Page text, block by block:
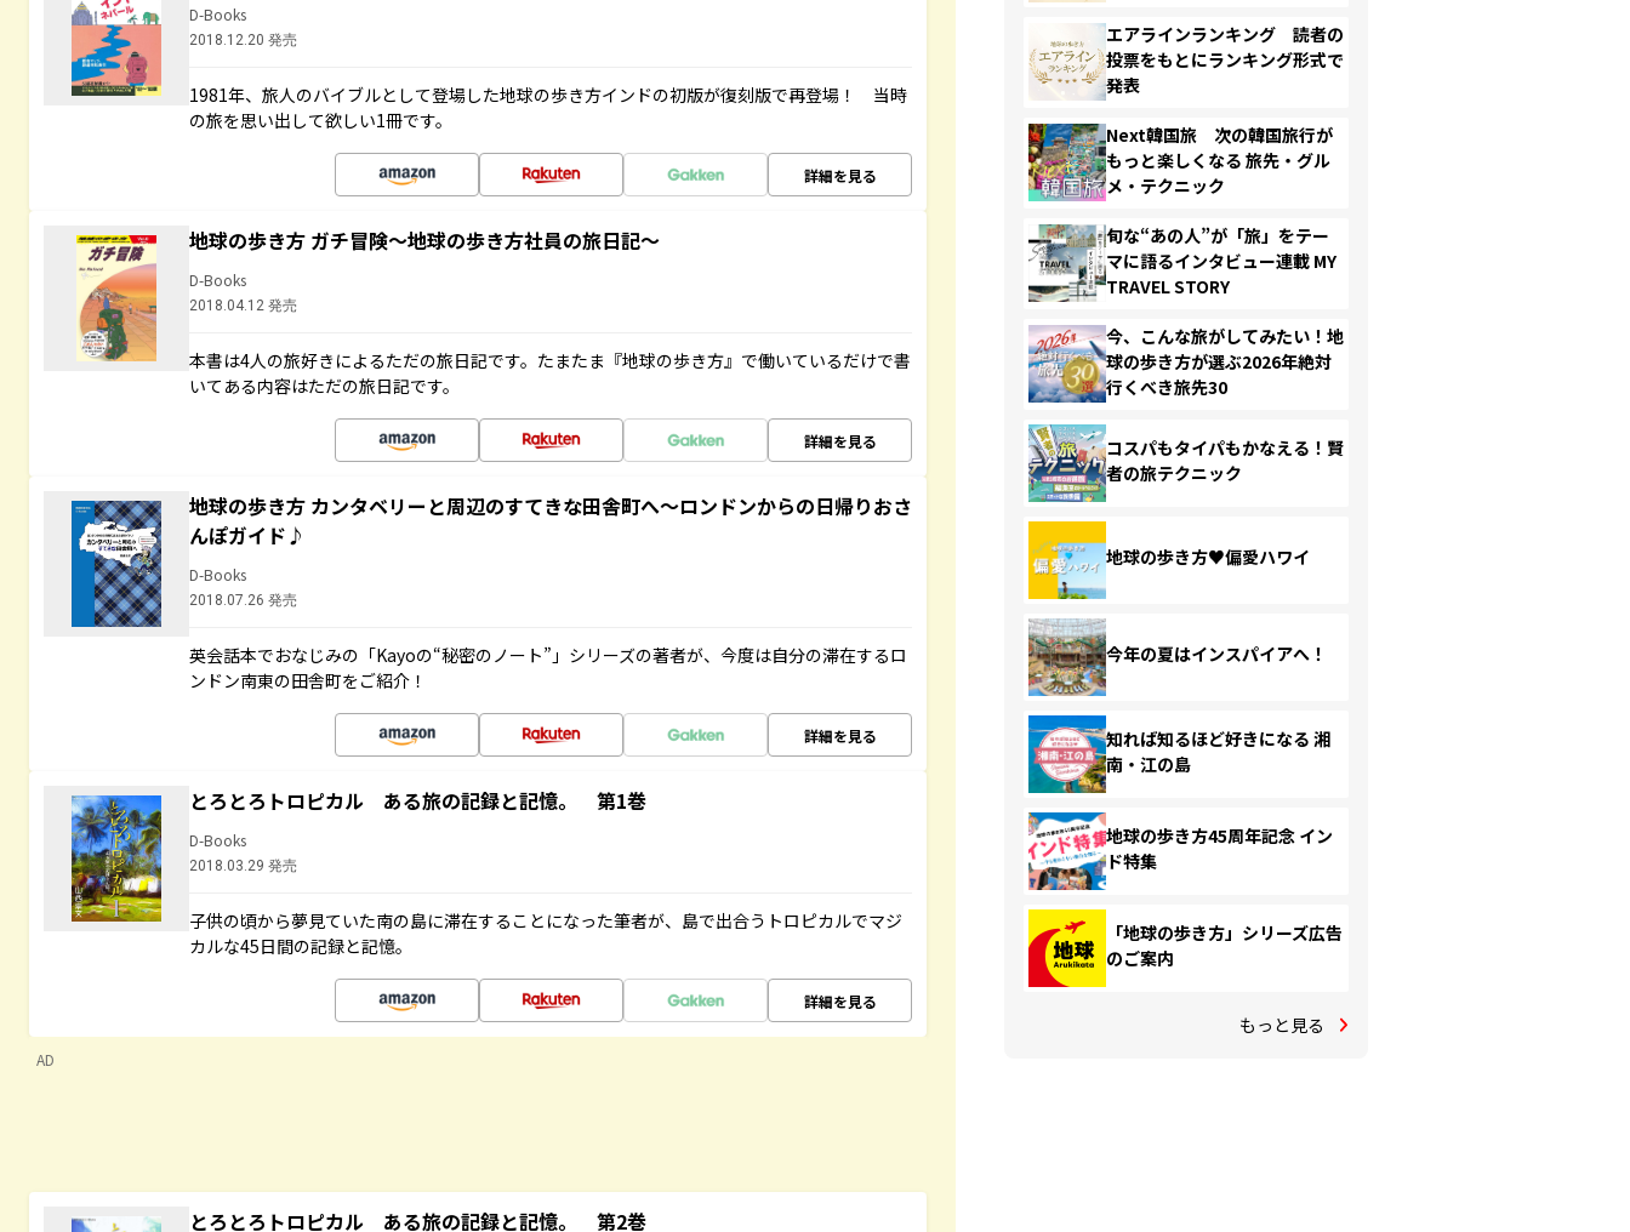
D-Books
2018.12.20 発売
1981年、旅人のバイブルとして登場した地球の歩き方インドの初版が復刻版で再登場！ 当時
の旅を思い出して欲しい1冊です。
詳細を見る
地球の歩き方 ガチ冒険～地球の歩き方社員の旅日記～
D-Books
2018.04.12 発売
本書は4人の旅好きによるただの旅日記です。たまたま『地球の歩き方』で働いているだけで書
いてある内容はただの旅日記です。
詳細を見る
地球の歩き方 カンタベリーと周辺のすてきな田舎町へ～ロンドンからの日帰りおさ
んぽガイド♪
D-Books
2018.07.26 発売
英会話本でおなじみの「Kayoの“秘密のノート”」シリーズの著者が、今度は自分の滞在するロ
ンドン南東の田舎町をご紹介！
詳細を見る
とろとろトロピカル ある旅の記録と記憶。 第1巻
D-Books
2018.03.29 発売
子供の頃から夢見ていた南の島に滞在することになった筆者が、島で出合うトロピカルでマジ
カルな45日間の記録と記憶。
詳細を見る
AD
とろとろトロピカル ある旅の記録と記憶。 第2巻
エアラインランキング 読者の
投票をもとにランキング形式で
発表
Next韓国旅 次の韓国旅行が
もっと楽しくなる 旅先・グル
メ・テクニック
旬な“あの人”が「旅」をテー
マに語るインタビュー連載 MY
TRAVEL STORY
今、こんな旅がしてみたい！地
球の歩き方が選ぶ2026年絶対
行くべき旅先30
コスパもタイパもかなえる！賢
者の旅テクニック
地球の歩き方♥偏愛ハワイ
今年の夏はインスパイアへ！
知れば知るほど好きになる 湘
南・江の島
地球の歩き方45周年記念 イン
ド特集
「地球の歩き方」シリーズ広告
のご案内
もっと見る